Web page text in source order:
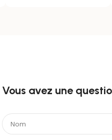
Vous avez une